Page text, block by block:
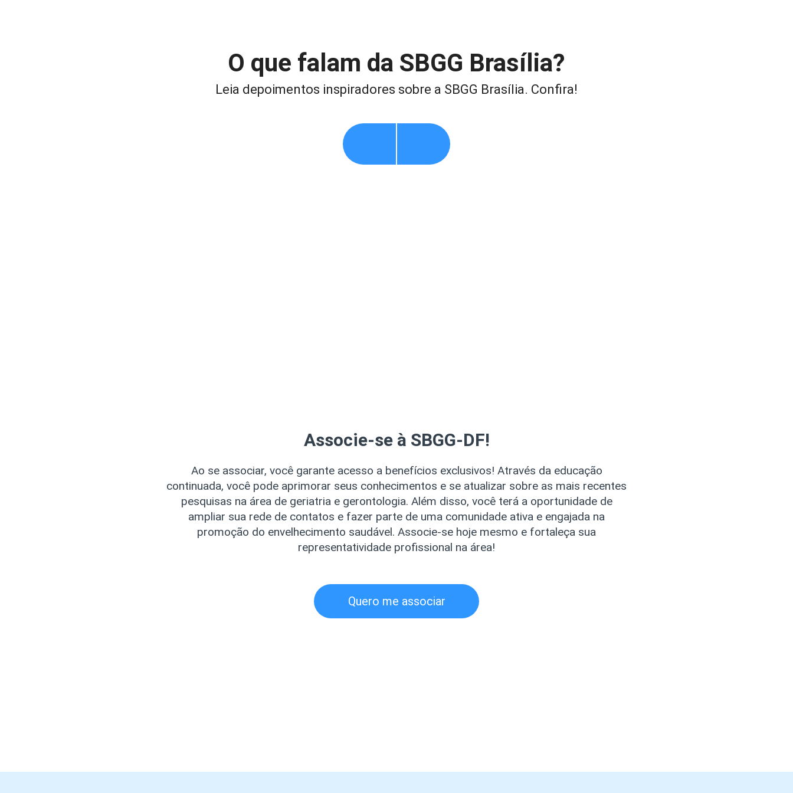
O que falam da SBGG Brasília?
Leia depoimentos inspiradores sobre a SBGG Brasília. Confira!
Associe-se à SBGG-DF!
Ao se associar, você garante acesso a benefícios exclusivos! Através da educação
continuada, você pode aprimorar seus conhecimentos e se atualizar sobre as mais recentes
pesquisas na área de geriatria e gerontologia. Além disso, você terá a oportunidade de
ampliar sua rede de contatos e fazer parte de uma comunidade ativa e engajada na
promoção do envelhecimento saudável. Associe-se hoje mesmo e fortaleça sua
representatividade profissional na área!
Quero me associar